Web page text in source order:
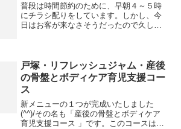
普段は時間節約のために、早朝４～５時
にチラシ配りをしています。しかし、今
日はお客が来なさそうだったので久しぶ
の家でお目にかかりました...
戸塚・リフレッシュジャム・産後
の骨盤とボディケア育児支援コー
ス
新メニューの１つが完成いたしました
(^^)/その名も「産後の骨盤とボディケア
育児支援コース 」です。このコースは産